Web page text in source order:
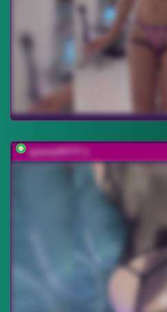
qwerty95777-1